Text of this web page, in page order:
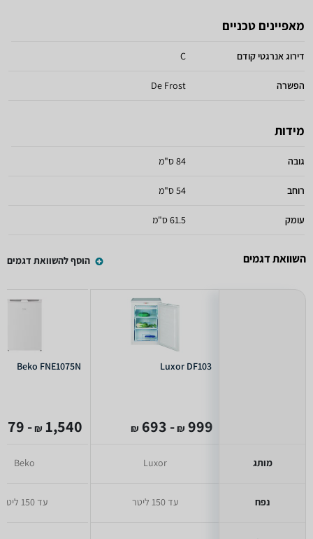
מאפיינים טכניים
דירוג אנרגטי קודם C
הפשרה De Frost
מידות
גובה 84 ס"מ
רוחב 54 ס"מ
עומק 61.5 ס"מ
השוואת דגמים הוסף להשוואת דגמים
מותג
נפח
Luxor DF103
999
₪
- 693
₪
Luxor
עד 150 ליטר
Beko FNE1075N
1,540
₪
- 1,179
Beko
עד 150 ליטר